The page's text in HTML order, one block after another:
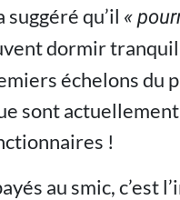
qu’il «
dormir
échelons du
sont actuellement
!
au smic, c’est